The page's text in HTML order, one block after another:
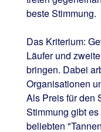
beste Stimmung.
Das Kriterium:
Läufer und
bringen. Dabei
Organisationen
Als Preis für den
Stimmung gibt
beliebten